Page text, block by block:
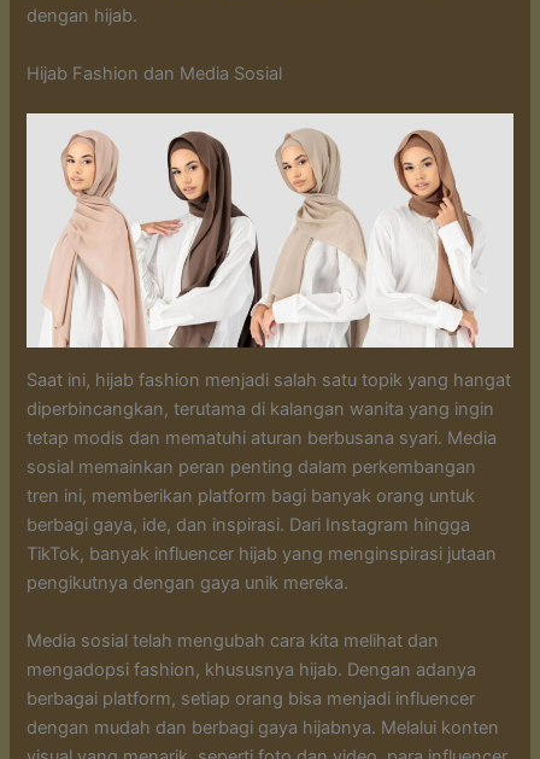
dengan hijab.
Hijab Fashion dan Media Sosial
Saat ini, hijab fashion menjadi salah satu topik yang hangat
diperbincangkan, terutama di kalangan wanita yang ingin
tetap modis dan mematuhi aturan berbusana syari. Media
sosial memainkan peran penting dalam perkembangan
tren ini, memberikan platform bagi banyak orang untuk
berbagi gaya, ide, dan inspirasi. Dari Instagram hingga
TikTok, banyak influencer hijab yang menginspirasi jutaan
pengikutnya dengan gaya unik mereka.
Media sosial telah mengubah cara kita melihat dan
mengadopsi fashion, khususnya hijab. Dengan adanya
berbagai platform, setiap orang bisa menjadi influencer
dengan mudah dan berbagi gaya hijabnya. Melalui konten